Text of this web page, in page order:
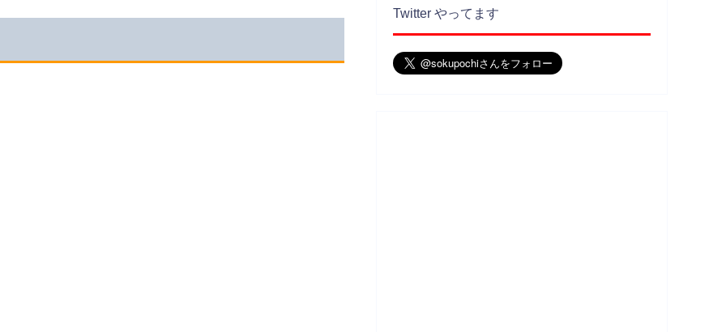
Twitter やってます